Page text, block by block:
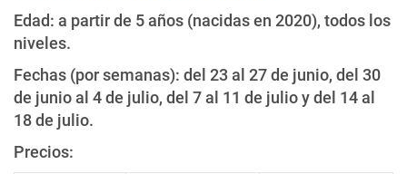
Edad: a partir de 5 años (nacidas en 2020), todos los
niveles.
Fechas (por semanas): del 23 al 27 de junio, del 30
de junio al 4 de julio, del 7 al 11 de julio y del 14 al
18 de julio.
Precios: